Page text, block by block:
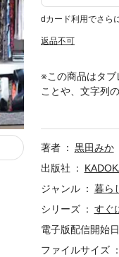
dカード利用でさら
返品不可
※この商品はタブ
ことや、文字列
る！ ムダづか
著者
黒田みか
出版社
ジャンル
暮ら
シリーズ
すぐ
電子版配信開始日
ファイルサイズ